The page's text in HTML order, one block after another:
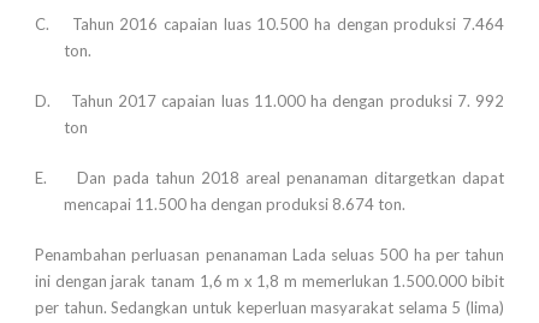
C. Tahun 2016 capaian luas 10.500 ha dengan produksi 7.464
ton.
D. Tahun 2017 capaian luas 11.000 ha dengan produksi 7. 992
ton
E. Dan pada tahun 2018 areal penanaman ditargetkan dapat
mencapai 11.500 ha dengan produksi 8.674 ton.
Penambahan perluasan penanaman Lada seluas 500 ha per tahun
ini dengan jarak tanam 1,6 m x 1,8 m memerlukan 1.500.000 bibit
per tahun. Sedangkan untuk keperluan masyarakat selama 5 (lima)